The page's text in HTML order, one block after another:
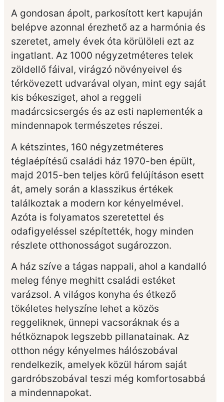
A gondosan ápolt, parkosított kert kapuján
belépve azonnal érezhető az a harmónia és
szeretet, amely évek óta körülöleli ezt az
ingatlant. Az 1000 négyzetméteres telek
zöldellő fáival, virágzó növényeivel és
térkövezett udvarával olyan, mint egy saját
kis békesziget, ahol a reggeli
madárcsicsergés és az esti naplementék a
mindennapok természetes részei.
A kétszintes, 160 négyzetméteres
téglaépítésű családi ház 1970-ben épült,
majd 2015-ben teljes körű felújításon esett
át, amely során a klasszikus értékek
találkoztak a modern kor kényelmével.
Azóta is folyamatos szeretettel és
odafigyeléssel szépítették, hogy minden
részlete otthonosságot sugározzon.
A ház szíve a tágas nappali, ahol a kandalló
meleg fénye meghitt családi estéket
varázsol. A világos konyha és étkező
tökéletes helyszíne lehet a közös
reggeliknek, ünnepi vacsoráknak és a
hétköznapok legszebb pillanatainak. Az
otthon négy kényelmes hálószobával
rendelkezik, amelyek közül három saját
gardróbszobával teszi még komfortosabbá
a mindennapokat.